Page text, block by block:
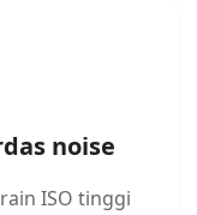
noise
ISO tinggi